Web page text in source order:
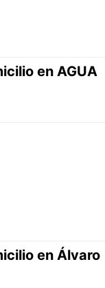
en AGUA
en Álvaro